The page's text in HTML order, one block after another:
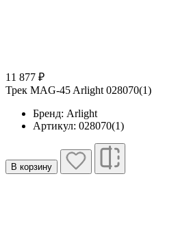
11 877 ₽
Трек MAG-45 Arlight 028070(1)
Бренд: Arlight
Артикул: 028070(1)
В корзину